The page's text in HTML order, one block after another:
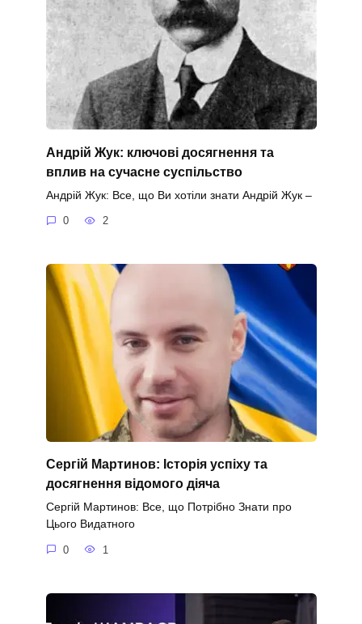
Андрій Жук: ключові досягнення та
вплив на сучасне суспільство
Андрій Жук: Все, що Ви хотіли знати Андрій Жук –
0 2
Сергій Мартинов: Історія успіху та
досягнення відомого діяча
Сергій Мартинов: Все, що Потрібно Знати про
Цього Видатного
0 1